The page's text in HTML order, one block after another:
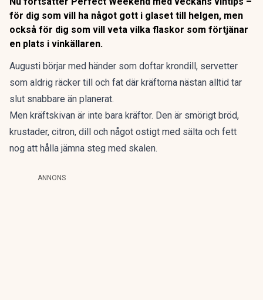
för dig som vill ha något gott i glaset till helgen, men
också för dig som vill veta vilka flaskor som förtjänar
en plats i vinkällaren.
Augusti börjar med händer som doftar krondill, servetter
som aldrig räcker till och fat där kräftorna nästan alltid tar
slut snabbare än planerat.
Men kräftskivan är inte bara kräftor. Den är smörigt bröd,
krustader, citron, dill och något ostigt med sälta och fett
nog att hålla jämna steg med skalen.
ANNONS